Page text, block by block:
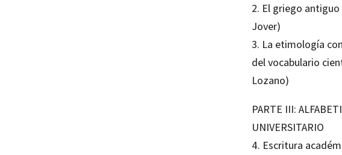
2. El griego
Jover)
3. La etimología
del vocabulario
Lozano)
PARTE III:
UNIVERSITARIO
4. Escritura